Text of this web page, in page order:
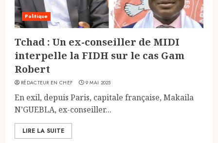
Politique
Tchad : Un ex-conseiller de MIDI
interpelle la FIDH sur le cas Gam
Robert
RÉDACTEUR EN CHEF 9 MAI 2025
En exil, depuis Paris, capitale française, Makaila
N’GUEBLA, ex-conseiller...
LIRE LA SUITE